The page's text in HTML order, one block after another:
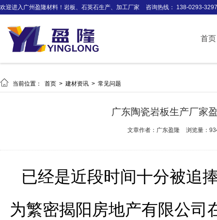
欢迎进入广州盈隆材料！岩板、石英石生产、加工厂家 咨询热线： 138-0293-3297
首页
 当前位置： 首页 > 建材资讯 > 常见问题
广东陶瓷岩板生产厂家
文章作者：广东盈隆 浏览量：
已经是近段时间十分被追
为繁密揭阳房地产有限公司